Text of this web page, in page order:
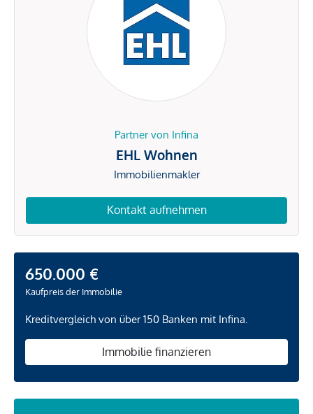
Partner von Infina
EHL Wohnen
Immobilienmakler
Kontakt aufnehmen
650.000 €
Kaufpreis der Immobilie
Kreditvergleich von über 150 Banken mit Infina.
Immobilie finanzieren